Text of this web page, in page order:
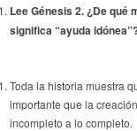
Lee Génesis 2. ¿De qué
significa “ayuda idónea”
Toda la historia muestra
importante que la
incompleto a lo completo.